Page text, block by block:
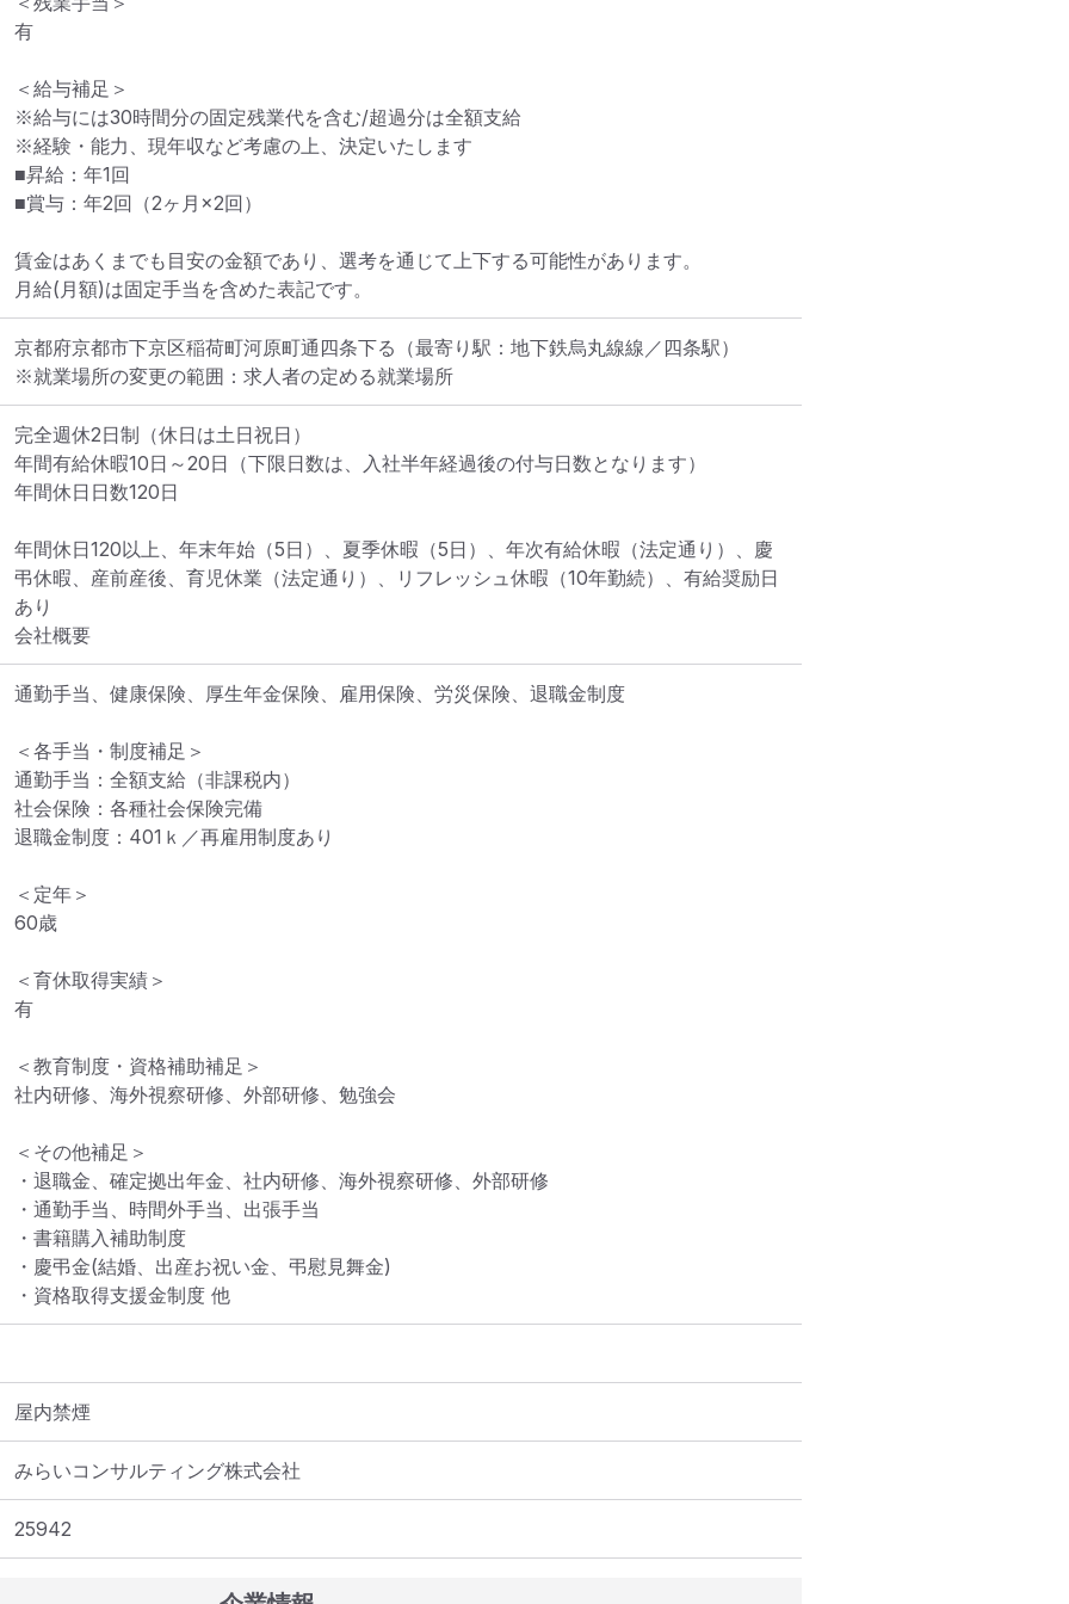
有
＜給与補足＞
※給与には30時間分の固定残業代を含む/超過分は全額支給
※経験・能力、現年収など考慮の上、決定いたします
■昇給：年1回
■賞与：年2回（2ヶ月×2回）
賃金はあくまでも目安の金額であり、選考を通じて上下する可能性があります。
月給(月額)は固定手当を含めた表記です。
京都府京都市下京区稲荷町河原町通四条下る （最寄り駅：地下鉄烏丸線線／四条駅）
※就業場所の変更の範囲：求人者の定める就業場所
完全週休2日制（休日は土日祝日）
年間有給休暇10日～20日（下限日数は、入社半年経過後の付与日数となります）
年間休日日数120日
年間休日120以上、年末年始（5日）、夏季休暇（5日）、年次有給休暇（法定通り）、慶
弔休暇、産前産後、育児休業（法定通り）、リフレッシュ休暇（10年勤続）、有給奨励日
あり
会社概要
通勤手当、健康保険、厚生年金保険、雇用保険、労災保険、退職金制度
＜各手当・制度補足＞
通勤手当：全額支給（非課税内）
社会保険：各種社会保険完備
退職金制度：401ｋ／再雇用制度あり
＜定年＞
60歳
＜育休取得実績＞
有
＜教育制度・資格補助補足＞
社内研修、海外視察研修、外部研修、勉強会
＜その他補足＞
・退職金、確定拠出年金、社内研修、海外視察研修、外部研修
・通勤手当、時間外手当、出張手当
・書籍購入補助制度
・慶弔金(結婚、出産お祝い金、弔慰見舞金)
屋内禁煙
みらいコンサルティング株式会社
25942